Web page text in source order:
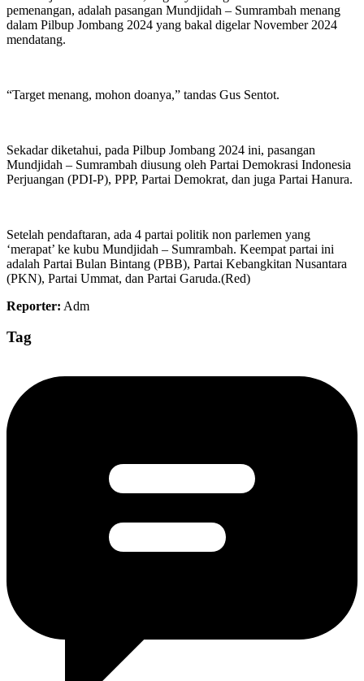
pemenangan, adalah pasangan Mundjidah – Sumrambah menang
dalam Pilbup Jombang 2024 yang bakal digelar November 2024
mendatang.
“Target menang, mohon doanya,” tandas Gus Sentot.
Sekadar diketahui, pada Pilbup Jombang 2024 ini, pasangan
Mundjidah – Sumrambah diusung oleh Partai Demokrasi Indonesia
Perjuangan (PDI-P), PPP, Partai Demokrat, dan juga Partai Hanura.
Setelah pendaftaran, ada 4 partai politik non parlemen yang
‘merapat’ ke kubu Mundjidah – Sumrambah. Keempat partai ini
adalah Partai Bulan Bintang (PBB), Partai Kebangkitan Nusantara
(PKN), Partai Ummat, dan Partai Garuda.(Red)
Reporter: Adm
Tag